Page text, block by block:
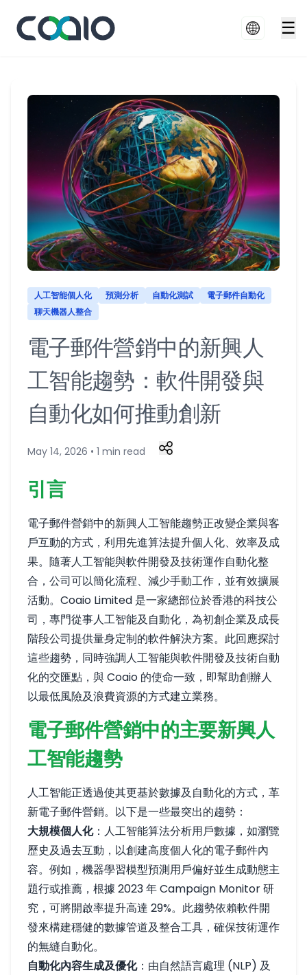
☰
人工智能個人化 預測分析 自動化測試
電子郵件自動化
聊天機器人整合
電子郵件營銷中的新興人
工智能趨勢：軟件開發與
自動化如何推動創新
May 14, 2026 • 1 min read
引言
電子郵件營銷中的新興人工智能趨勢正改變企業與客
戶互動的方式，利用先進算法提升個人化、效率及成
果。隨著人工智能與軟件開發及技術運作自動化整
合，公司可以簡化流程、減少手動工作，並有效擴展
活動。Coaio Limited 是一家總部位於香港的科技公
司，專門從事人工智能及自動化，為初創企業及成長
階段公司提供量身定制的軟件解決方案。此回應探討
這些趨勢，同時強調人工智能與軟件開發及技術自動
化的交匯點，與 Coaio 的使命一致，即幫助創辦人
以最低風險及浪費資源的方式建立業務。
電子郵件營銷中的主要新興人
工智能趨勢
人工智能正透過使其更基於數據及自動化的方式，革
新電子郵件營銷。以下是一些最突出的趨勢：
大規模個人化：人工智能算法分析用戶數據，如瀏覽
歷史及過去互動，以創建高度個人化的電子郵件內
容。例如，機器學習模型預測用戶偏好並生成動態主
題行或推薦，根據 2023 年 Campaign Monitor 研
究，可將開啟率提升高達 29%。此趨勢依賴軟件開
發來構建穩健的數據管道及整合工具，確保技術運作
的無縫自動化。
自動化內容生成及優化：由自然語言處理 (NLP) 及